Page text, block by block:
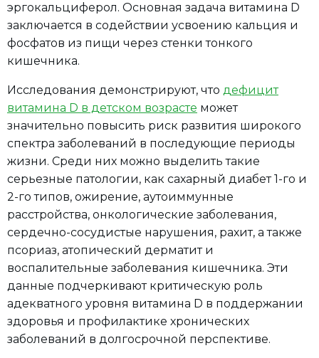
эргокальциферол. Основная задача витамина D
заключается в содействии усвоению кальция и
фосфатов из пищи через стенки тонкого
кишечника.
Исследования демонстрируют, что дефицит
витамина D в детском возрасте может
значительно повысить риск развития широкого
спектра заболеваний в последующие периоды
жизни. Среди них можно выделить такие
серьезные патологии, как сахарный диабет 1-го и
2-го типов, ожирение, аутоиммунные
расстройства, онкологические заболевания,
сердечно-сосудистые нарушения, рахит, а также
псориаз, атопический дерматит и
воспалительные заболевания кишечника. Эти
данные подчеркивают критическую роль
адекватного уровня витамина D в поддержании
здоровья и профилактике хронических
заболеваний в долгосрочной перспективе.